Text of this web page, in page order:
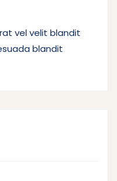
vel velit blandit
blandit